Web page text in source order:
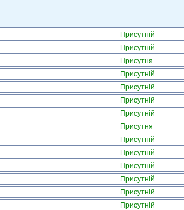
Присутній
Присутній
Присутня
Присутній
Присутній
Присутній
Присутній
Присутня
Присутній
Присутній
Присутній
Присутній
Присутній
Присутній